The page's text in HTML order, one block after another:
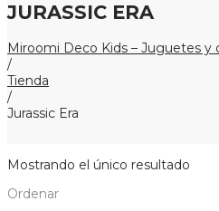
JURASSIC ERA
Miroomi Deco Kids – Juguetes y
/
Tienda
/
Jurassic Era
Mostrando el único resultado
Ordenar